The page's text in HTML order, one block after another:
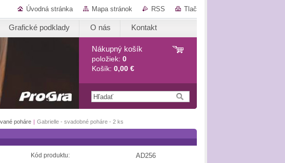
Úvodná stránka Mapa stránok RSS Tlač
Grafické podklady O nás Kontakt
Nákupný košík
položiek: 0
Košík: 0,00 €
poháre | Gabrielle - svadobné poháre - 2 ks
Kód produktu: AD256